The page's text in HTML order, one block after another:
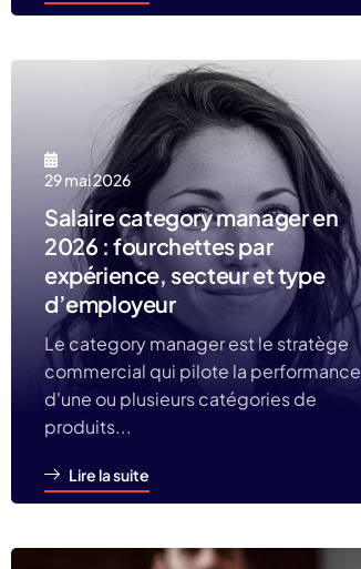
29 mai 2026
Salaire category manager en
2026 : fourchettes par
expérience, secteur et type
d’employeur
Le category manager est le stratège
commercial qui pilote la performance
d'une ou plusieurs catégories de
produits...
Lire la suite